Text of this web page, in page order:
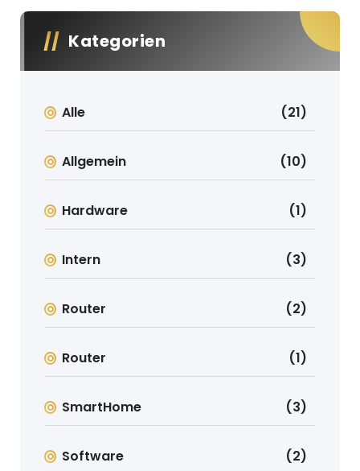
Kategorien
Alle (21)
Allgemein (10)
Hardware (1)
Intern (3)
Router (2)
Router (1)
SmartHome (3)
Software (2)